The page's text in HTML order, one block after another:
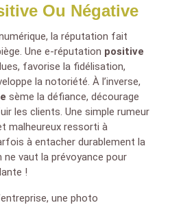
Ou Négative
la réputation fait
Une e-réputation positive
favorise la fidélisation,
la notoriété. À l’inverse,
sème la défiance, décourage
les clients. Une simple rumeur
malheureux ressorti à
à entacher durablement la
vaut la prévoyance pour
!
une photo